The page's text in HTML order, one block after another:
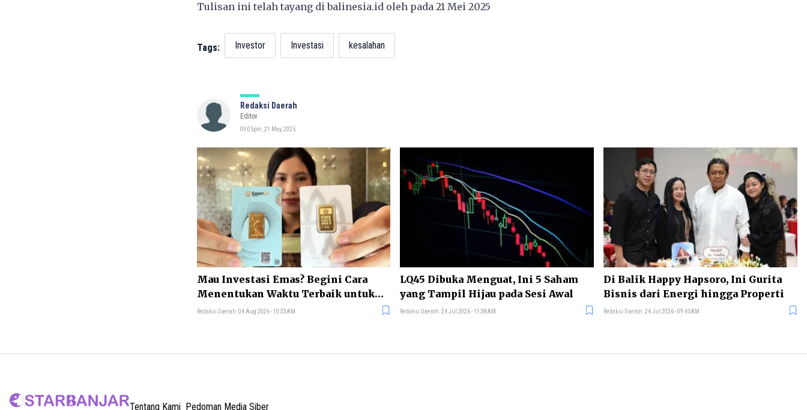
Tulisan ini telah tayang dibalinesia.idoleh pada 21 Mei 2025
Tags: Investor Investasi kesalahan
Redaksi Daerah
Editor
09:05pm, 21 May, 2025
Mau Investasi Emas? Begini Cara
Menentukan Waktu Terbaik untuk
Membelinya
Redaksi Daerah 04 Aug 2026 - 10:33AM
LQ45 Dibuka Menguat, Ini 5 Saham
yang Tampil Hijau pada Sesi Awal
Redaksi Daerah 24 Jul 2026 - 11:38AM
Di Balik Happy Hapsoro, Ini Gurita
Bisnis dari Energi hingga Properti
Redaksi Daerah 24 Jul 2026 - 09:45AM
Tentang Kami Pedoman Media Siber